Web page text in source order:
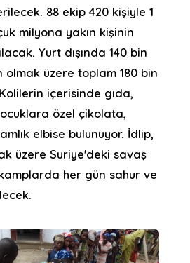
88 ekip 420 kişiyle 1
milyona yakın kişinin
Yurt dışında 140 bin
üzere toplam 180 bin
içerisinde gıda,
özel çikolata,
elbise bulunuyor. İdlip,
üzere Suriye'deki savaş
her gün sahur ve